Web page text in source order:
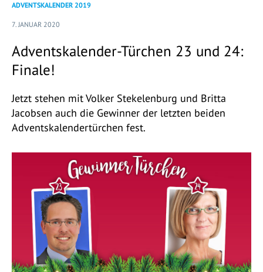
ADVENTSKALENDER 2019
7. JANUAR 2020
Adventskalender-Türchen 23 und 24:
Finale!
Jetzt stehen mit Volker Stekelenburg und Britta
Jacobsen auch die Gewinner der letzten beiden
Adventskalendertürchen fest.